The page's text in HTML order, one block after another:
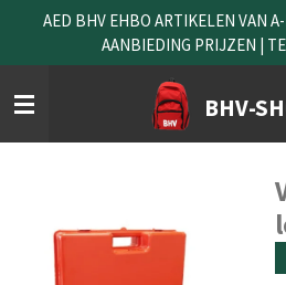
naar
de
hoofdinhoud
BHV-
AED BHV EHBO ARTIKELEN VAN
AANBIEDING PRIJZEN |